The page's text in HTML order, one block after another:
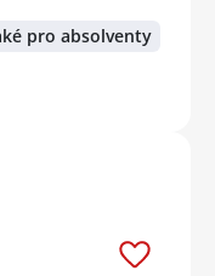
pro absolventy